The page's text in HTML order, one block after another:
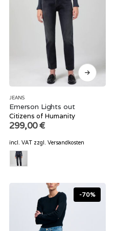
JEANS
Emerson Lights out
Citizens of Humanity
299,00€
incl. VAT zzgl. Versandkosten
-70%